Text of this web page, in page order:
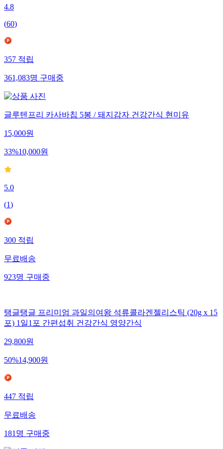
4.8
(60)
357적립
361,083명구매중
글루텐프리 카사바칩 5봉 / 돼지감자 건강간식 현미유
15,000원
33%10,000원
5.0
(1)
300적립
무료배송
923명구매중
탱글탱글 프리미엄 과일의여왕 석류콜라겐젤리스틱 (20g x 15
포) 1일1포 간편섭취 건강간식 영양간식
29,800원
50%14,900원
447적립
무료배송
181명구매중